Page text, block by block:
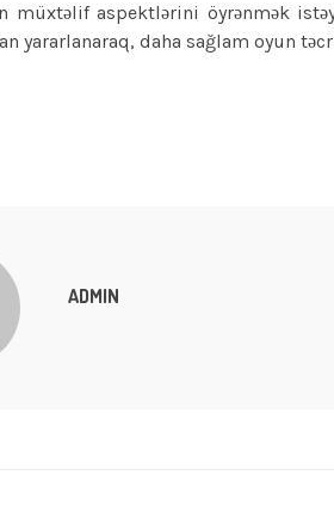
müxtəlif aspektlərini öyrənmək
yararlanaraq, daha sağlam oyun
ADMIN